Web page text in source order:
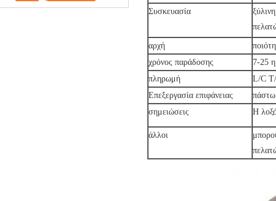
Συσκευασία
αρχή
χρόνος παράδοσης
7-25
πληρωμή
L/C
Επεξεργασία επιφάνειας
σημειώσεις
Η
άλλοι